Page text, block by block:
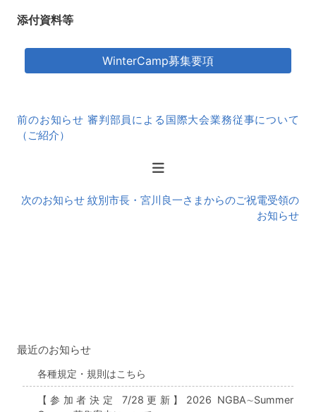
添付資料等
WinterCamp募集要項
後
の
せ
前のお知らせ 審判部員による国際大会業務従事について
（ご紹介）
次のお知らせ 紋別市長・宮川良一さまからのご祝電受領の
お知らせ
最近のお知らせ
各種規定・規則はこちら
【参加者決定 7/28更新】2026 NGBA∼Summer